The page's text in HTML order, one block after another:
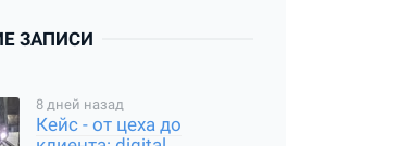
ЗАПИСИ
8 дней назад
Кейс - от цеха до